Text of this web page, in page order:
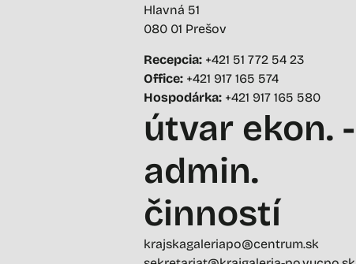
Hlavná 51
080 01 Prešov
Recepcia: +421 51 772 54 23
Office: +421 917 165 574
Hospodárka: +421 917 165 580
útvar ekon. -
admin.
činností
krajskagaleriapo@centrum.sk